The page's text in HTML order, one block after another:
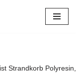
Strandkorb